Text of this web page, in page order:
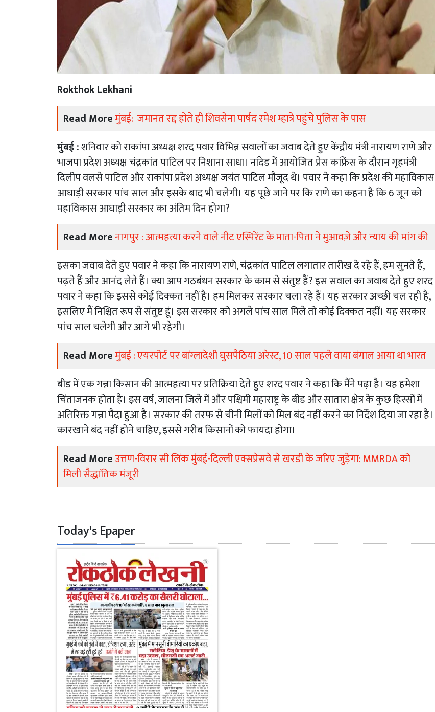
Rokthok Lekhani
Read Moreमुंबई: जमानत रद्द होते ही शिवसेना पार्षद रमेश म्हात्रे पहुंचे पुलिस के पास
मुंबई :शनिवार को राकांपा अध्यक्ष शरद पवार विभिन्न सवालों का जवाब देते हुए केंद्रीय मंत्री नारायण राणे और
भाजपा प्रदेश अध्यक्ष चंद्रकांत पाटिल पर निशाना साधा। नांदेड में आयोजित प्रेस कांफ्रेंस के दौरान गृहमंत्री
दिलीप वलसे पाटिल और राकांपा प्रदेश अध्यक्ष जयंत पाटिल मौजूद थे। पवार ने कहा कि प्रदेश की महाविकास
आघाड़ी सरकार पांच साल और इसके बाद भी चलेगी। यह पूछे जाने पर कि राणे का कहना है कि 6 जून को
महाविकास आघाड़ी सरकार का अंतिम दिन होगा?
Read Moreनागपुर : आत्महत्या करने वाले नीट एस्पिरेंट के माता-पिता ने मुआवज़े और न्याय की मांग की
इसका जवाब देते हुए पवार ने कहा कि नारायण राणे, चंद्रकांत पाटिल लगातार तारीख दे रहे हैं, हम सुनते हैं,
पढ़ते हैं और आनंद लेते हैं। क्या आप गठबंधन सरकार के काम से संतुष्ट हैं? इस सवाल का जवाब देते हुए शरद
पवार ने कहा कि इससे कोई दिक्कत नहीं है। हम मिलकर सरकार चला रहे हैं। यह सरकार अच्छी चल रही है,
इसलिए मैं निश्चित रूप से संतुष्ट हूं। इस सरकार को अगले पांच साल मिले तो कोई दिक्कत नहीं। यह सरकार
पांच साल चलेगी और आगे भी रहेगी।
Read Moreमुंबई : एयरपोर्ट पर बांग्लादेशी घुसपैठिया अरेस्ट, 10 साल पहले वाया बंगाल आया था भारत
बीड में एक गन्ना किसान की आत्महत्या पर प्रतिक्रिया देते हुए शरद पवार ने कहा कि मैंने पढ़ा है। यह हमेशा
चिंताजनक होता है। इस वर्ष, जालना जिले में और पश्चिमी महाराष्ट्र के बीड और सातारा क्षेत्र के कुछ हिस्सों में
अतिरिक्त गन्ना पैदा हुआ है। सरकार की तरफ से चीनी मिलों को मिल बंद नहीं करने का निर्देश दिया जा रहा है।
कारखाने बंद नहीं होने चाहिए, इससे गरीब किसानों को फायदा होगा।
Read Moreउत्तण-विरार सी लिंक मुंबई-दिल्ली एक्सप्रेसवे से खरडी के जरिए जुड़ेगा: MMRDA को
मिली सैद्धांतिक मंजूरी
Today's Epaper